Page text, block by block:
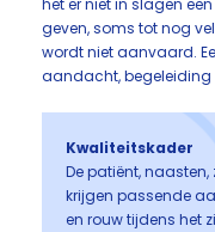
het er niet in slagen
geven, soms tot nog
wordt niet aanvaard.
aandacht, begeleiding
Kwaliteitskader
De patiënt,
krijgen passende
en rouw tijdens het